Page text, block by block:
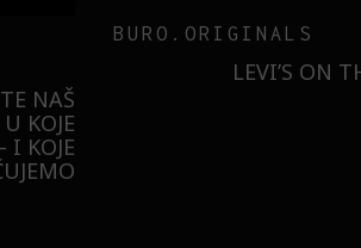
MONA
– I
TECHNOLOGY
MESEC DANA SMO